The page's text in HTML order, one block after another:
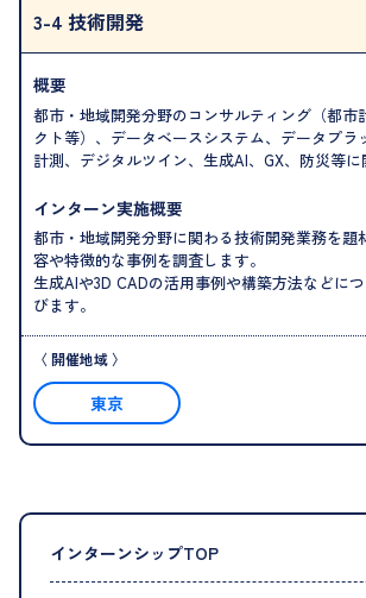
3-4 技術開発
概要
都市・地域開発分野のコンサルティング（都市
クト等）、データベースシステム、データプラ
計測、デジタルツイン、生成AI、GX、防災等
インターン実施概要
都市・地域開発分野に関わる技術開発業務を題
容や特徴的な事例を調査します。
生成AIや3D CADの活用事例や構築方法などに
びます。
東京
インターンシップTOP